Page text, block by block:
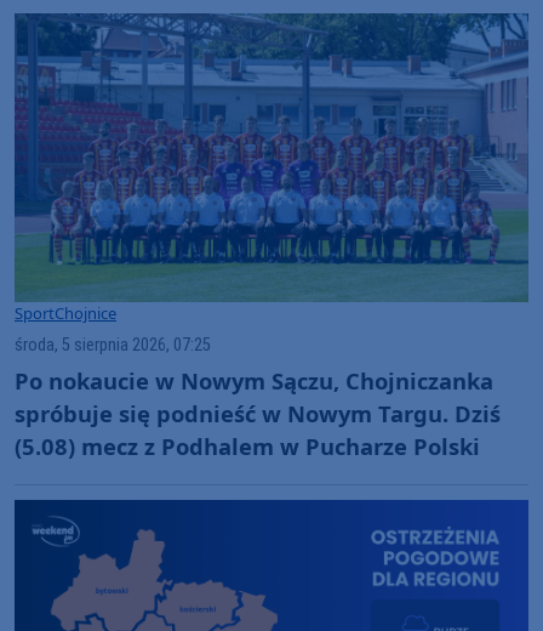
wynik"
SportChojnice
środa, 5 sierpnia 2026, 07:25
Po nokaucie w Nowym Sączu, Chojniczanka
spróbuje się podnieść w Nowym Targu. Dziś
(5.08) mecz z Podhalem w Pucharze Polski